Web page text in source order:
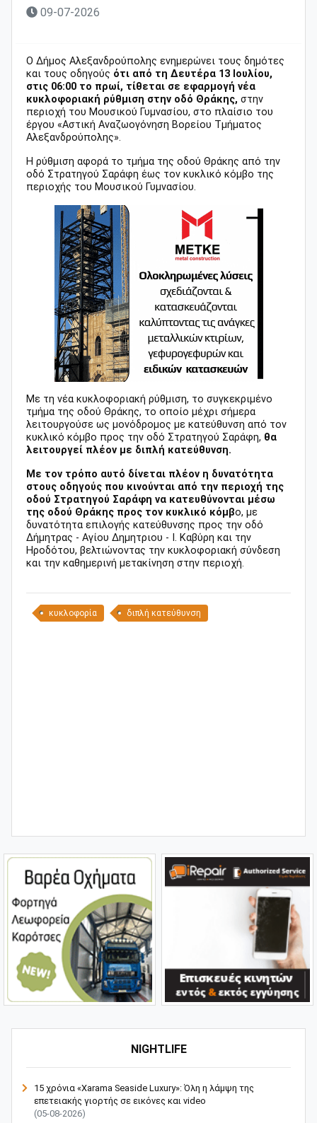
NIGHTLIFE
15 χρόνια «Xarama Seaside Luxury»: Όλη η λάμψη της
επετειακής γιορτής σε εικόνες και video
(05-08-2026)
09-07-2026
Ο Δήμος Αλεξανδρούπολης ενημερώνει τους δημότες
και τους οδηγούς ότι από τη Δευτέρα 13 Ιουλίου,
στις 06:00 το πρωί, τίθεται σε εφαρμογή νέα
κυκλοφοριακή ρύθμιση στην οδό Θράκης, στην
περιοχή του Μουσικού Γυμνασίου, στο πλαίσιο του
έργου «Αστική Αναζωογόνηση Βορείου Τμήματος
Αλεξανδρούπολης».
Η ρύθμιση αφορά το τμήμα της οδού Θράκης από την
οδό Στρατηγού Σαράφη έως τον κυκλικό κόμβο της
περιοχής του Μουσικού Γυμνασίου.
Με τη νέα κυκλοφοριακή ρύθμιση, το συγκεκριμένο
τμήμα της οδού Θράκης, το οποίο μέχρι σήμερα
λειτουργούσε ως μονόδρομος με κατεύθυνση από τον
κυκλικό κόμβο προς την οδό Στρατηγού Σαράφη, θα
λειτουργεί πλέον με διπλή κατεύθυνση.
Με τον τρόπο αυτό δίνεται πλέον η δυνατότητα
στους οδηγούς που κινούνται από την περιοχή της
οδού Στρατηγού Σαράφη να κατευθύνονται μέσω
της οδού Θράκης προς τον κυκλικό κόμβο, με
δυνατότητα επιλογής κατεύθυνσης προς την οδό
Δήμητρας - Αγίου Δημητριου - Ι. Καβύρη και την
Ηροδότου, βελτιώνοντας την κυκλοφοριακή σύνδεση
και την καθημερινή μετακίνηση στην περιοχή.
κυκλοφορία διπλή κατεύθυνση